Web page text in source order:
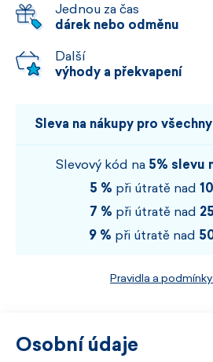
Jednou za čas
dárek nebo odměnu
Další
výhody a překvapení
Sleva na nákupy pro
Slevový kód na 5% slevu
5 % při útratě nad
7 % při útratě nad
9 % při útratě nad
Pravidla a
Osobní údaje